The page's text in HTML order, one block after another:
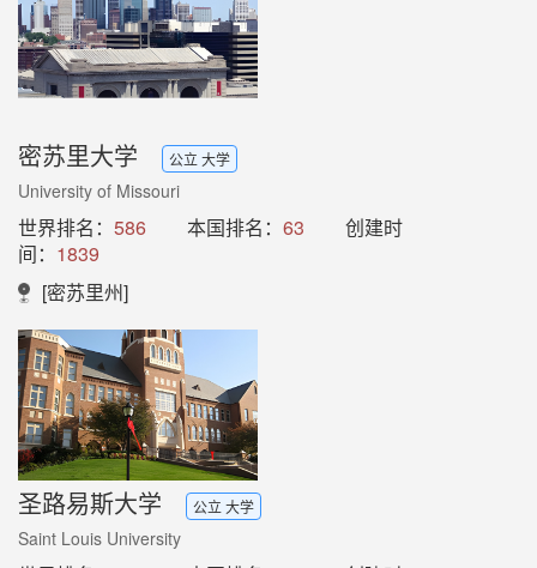
密苏里大学 公立 大学
University of Missouri
世界排名： 586 本国排名： 63
创建时
间： 1839
[密苏里州]
圣路易斯大学 公立 大学
Saint Louis University